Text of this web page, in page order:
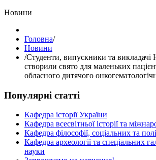
Hовини
Головна/
Hовини
/Студенти, випускники та
створили свято для маленьких
обласного дитячого
Популярні статті
Кафедра історії України
Кафедра всесвітньої історії та
Кафедра філософії, соціальних та
Кафедра археології та спеціальних
науки